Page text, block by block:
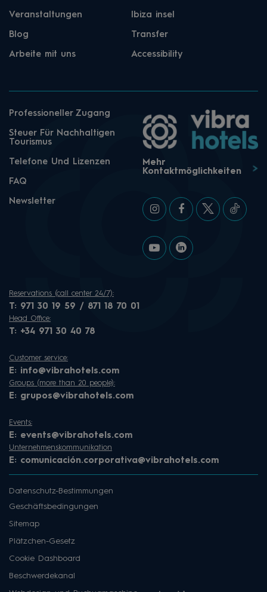
Veranstaltungen Ibiza insel
Blog Transfer
Arbeite mit uns Accessibility
Professioneller Zugang
Steuer Für Nachhaltigen
Tourismus
Telefone Und Lizenzen
FAQ
Newsletter
Mehr
Kontaktmöglichkeiten
Reservations (call center 24/7):
T: 971 30 19 59 / 871 18 70 01
Head Office:
T: +34 971 30 40 78
Customer service:
E: info@vibrahotels.com
Groups (more than 20 people):
E: grupos@vibrahotels.com
Events:
E: events@vibrahotels.com
Unternehmenskommunikation
E: comunicación.corporativa@vibrahotels.com
Datenschutz-Bestimmungen
Geschäftsbedingungen
Sitemap
Plätzchen-Gesetz
Cookie Dashboard
Beschwerdekanal